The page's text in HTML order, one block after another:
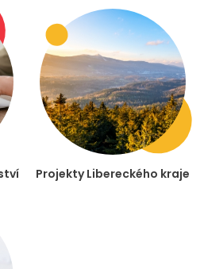
Projekty Libereckého kraje